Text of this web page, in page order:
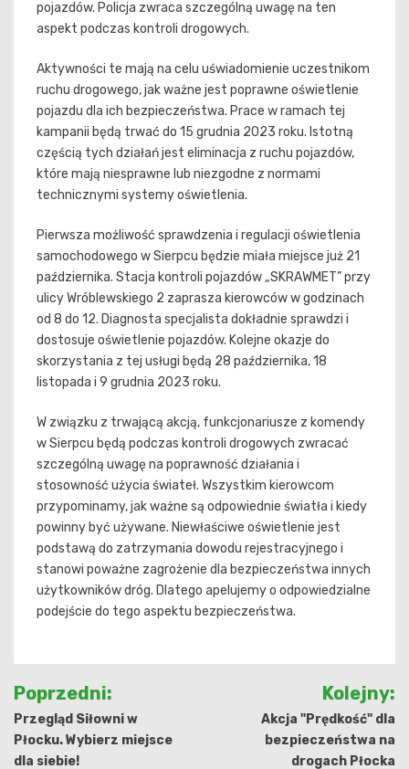
pojazdów. Policja zwraca szczególną uwagę na ten
aspekt podczas kontroli drogowych.
Aktywności te mają na celu uświadomienie uczestnikom
ruchu drogowego, jak ważne jest poprawne oświetlenie
pojazdu dla ich bezpieczeństwa. Prace w ramach tej
kampanii będą trwać do 15 grudnia 2023 roku. Istotną
częścią tych działań jest eliminacja z ruchu pojazdów,
które mają niesprawne lub niezgodne z normami
technicznymi systemy oświetlenia.
Pierwsza możliwość sprawdzenia i regulacji oświetlenia
samochodowego w Sierpcu będzie miała miejsce już 21
października. Stacja kontroli pojazdów „SKRAWMET” przy
ulicy Wróblewskiego 2 zaprasza kierowców w godzinach
od 8 do 12. Diagnosta specjalista dokładnie sprawdzi i
dostosuje oświetlenie pojazdów. Kolejne okazje do
skorzystania z tej usługi będą 28 października, 18
listopada i 9 grudnia 2023 roku.
W związku z trwającą akcją, funkcjonariusze z komendy
w Sierpcu będą podczas kontroli drogowych zwracać
szczególną uwagę na poprawność działania i
stosowność użycia świateł. Wszystkim kierowcom
przypominamy, jak ważne są odpowiednie światła i kiedy
powinny być używane. Niewłaściwe oświetlenie jest
podstawą do zatrzymania dowodu rejestracyjnego i
stanowi poważne zagrożenie dla bezpieczeństwa innych
użytkowników dróg. Dlatego apelujemy o odpowiedzialne
podejście do tego aspektu bezpieczeństwa.
Nawigacja
wpisu
Poprzedni:
Przegląd Siłowni w
Płocku. Wybierz miejsce
dla siebie!
Kolejny:
Akcja "Prędkość" dla
bezpieczeństwa na
drogach Płocka